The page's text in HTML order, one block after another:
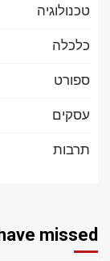
טכנולוגיה
כלכלה
ספורט
עסקים
תרבות
missed